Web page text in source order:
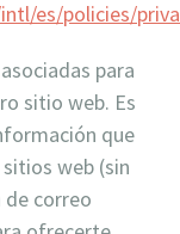
es/policies/
para
sitio web. Es
que
web (sin
correo